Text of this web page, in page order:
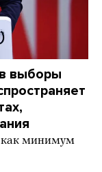
выборы
как минимум